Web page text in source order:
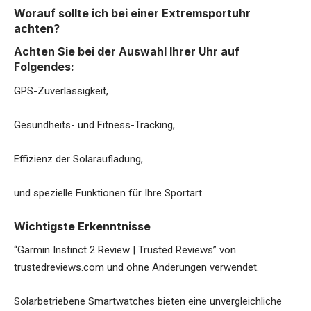
Worauf sollte ich bei einer Extremsportuhr
achten?
Achten Sie bei der Auswahl Ihrer Uhr auf
Folgendes:
GPS-Zuverlässigkeit,
Gesundheits- und Fitness-Tracking,
Effizienz der Solaraufladung,
und spezielle Funktionen für Ihre Sportart.
Wichtigste Erkenntnisse
“Garmin Instinct 2 Review | Trusted Reviews” von
trustedreviews.com und ohne Änderungen verwendet.
Solarbetriebene Smartwatches bieten eine unvergleichliche